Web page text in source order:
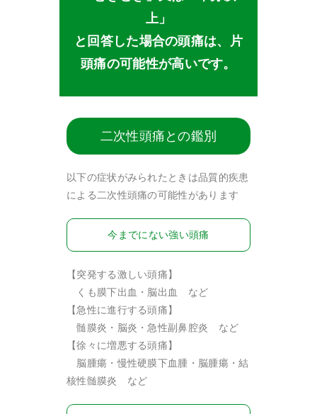
上」
と回答した場合の頭痛は、片
頭痛の可能性が高いです。
二次性頭痛との鑑別
以下の症状がみられたときは品質的疾患
による二次性頭痛の可能性があります
今までにない強い頭痛
【突発する激しい頭痛】
くも膜下出血・脳出血 など
【急性に進行する頭痛】
髄膜炎・脳炎・急性副鼻腔炎 など
【徐々に増悪する頭痛】
脳腫瘍・慢性硬膜下血腫・脳腫瘍・結
核性髄膜炎 など